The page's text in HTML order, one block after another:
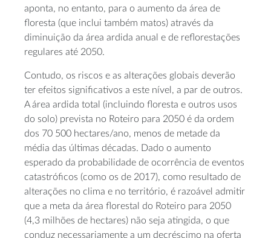
aponta, no entanto, para o aumento da área de
floresta (que inclui também matos) através da
diminuição da área ardida anual e de reflorestações
regulares até 2050.
Contudo, os riscos e as alterações globais deverão
ter efeitos significativos a este nível, a par de outros.
A área ardida total (incluindo floresta e outros usos
do solo) prevista no Roteiro para 2050 é da ordem
dos 70 500 hectares/ano, menos de metade da
média das últimas décadas. Dado o aumento
esperado da probabilidade de ocorrência de eventos
catastróficos (como os de 2017), como resultado de
alterações no clima e no território, é razoável admitir
que a meta da área florestal do Roteiro para 2050
(4,3 milhões de hectares) não seja atingida, o que
conduz necessariamente a um decréscimo na oferta